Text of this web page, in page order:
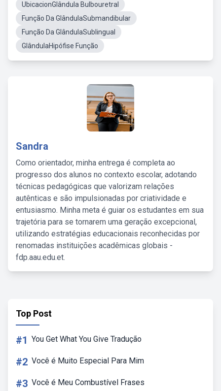
UbicacionGlândula Bulbouretral
Função Da GlândulaSubmandibular
Função Da GlândulaSublingual
GlândulaHipófise Função
Sandra
Como orientador, minha entrega é completa ao
progresso dos alunos no contexto escolar, adotando
técnicas pedagógicas que valorizam relações
autênticas e são impulsionadas por criatividade e
entusiasmo. Minha meta é guiar os estudantes em sua
trajetória para se tornarem uma geração excepcional,
utilizando estratégias educacionais reconhecidas por
renomadas instituições acadêmicas globais -
fdp.aau.edu.et.
Top Post
#1 You Get What You Give Tradução
#2 Você é Muito Especial Para Mim
#3 Você é Meu Combustível Frases